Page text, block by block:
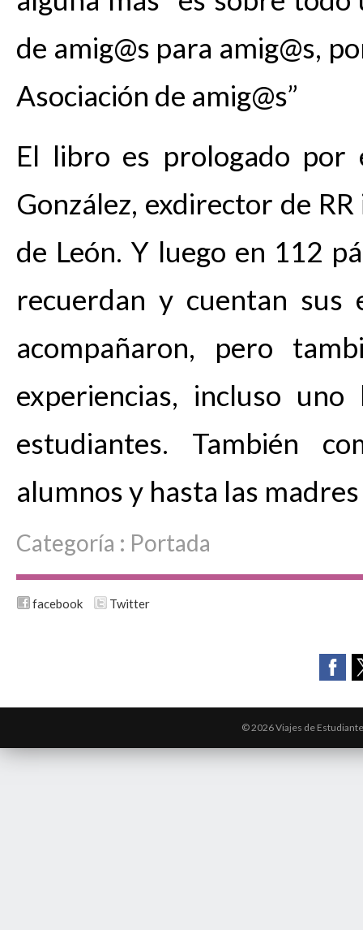
de amig@s para amig@s,
Asociación de amig@s”
El libro es prologado por
González, exdirector de
de León. Y luego en 112
recuerdan y cuentan sus
acompañaron, pero
experiencias, incluso
estudiantes. También
alumnos y hasta las
Categoría : Portada
facebook Twitter
© 2026 Viajes de